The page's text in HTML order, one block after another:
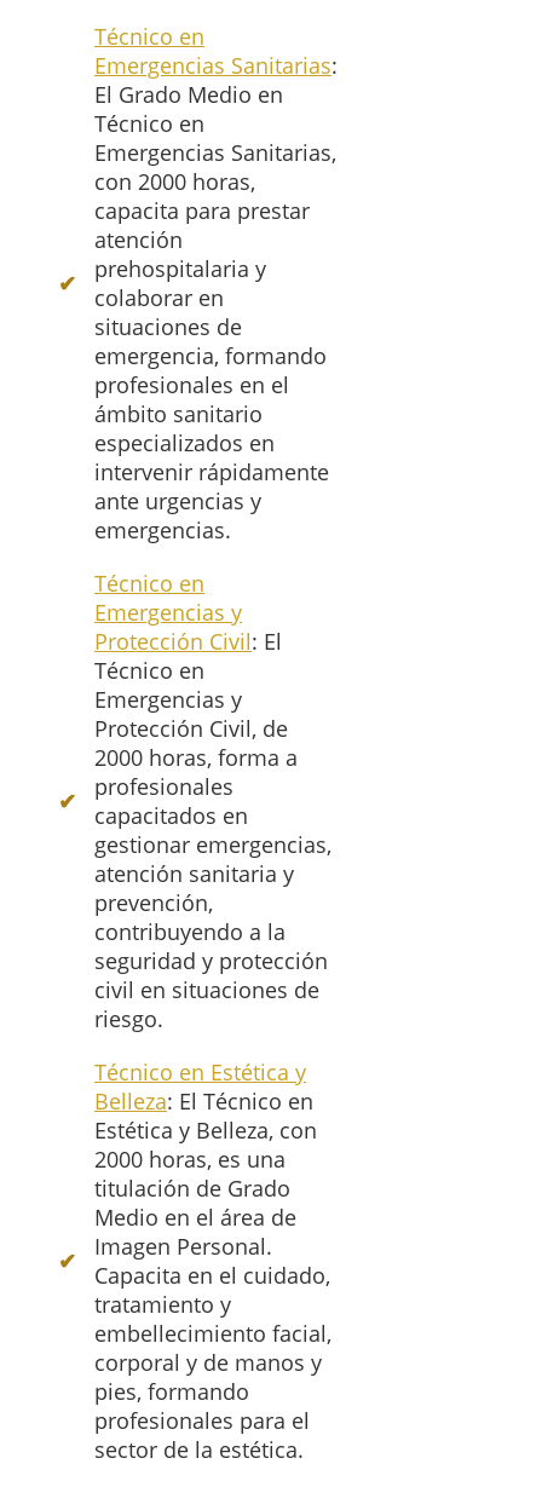
Técnico en
Emergencias Sanitarias:
El Grado Medio en
Técnico en
Emergencias Sanitarias,
con 2000 horas,
capacita para prestar
atención
prehospitalaria y
colaborar en
situaciones de
emergencia, formando
profesionales en el
ámbito sanitario
especializados en
intervenir rápidamente
ante urgencias y
emergencias.
Técnico en
Emergencias y
Protección Civil: El
Técnico en
Emergencias y
Protección Civil, de
2000 horas, forma a
profesionales
capacitados en
gestionar emergencias,
atención sanitaria y
prevención,
contribuyendo a la
seguridad y protección
civil en situaciones de
riesgo.
Técnico en Estética y
Belleza: El Técnico en
Estética y Belleza, con
2000 horas, es una
titulación de Grado
Medio en el área de
Imagen Personal.
Capacita en el cuidado,
tratamiento y
embellecimiento facial,
corporal y de manos y
pies, formando
profesionales para el
sector de la estética.